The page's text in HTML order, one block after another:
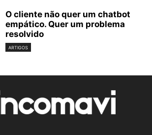
O cliente não quer um chatbot
empático. Quer um problema
resolvido
ARTIGOS